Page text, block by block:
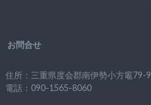
お問合せ
住所：三重県度会郡南伊勢小方竈79-9
電話：090-1565-8060